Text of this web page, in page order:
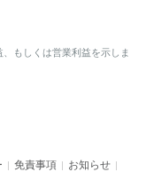
もしくは営業利益を示しま
| 免責事項 | お知らせ |